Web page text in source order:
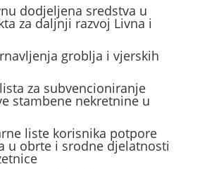
dodjeljena sredstva u
za daljnji razvoj Livna i
groblja i vjerskih
za subvencioniranje
stambene nekretnine u
liste korisnika potpore
u obrte i srodne djelatnosti